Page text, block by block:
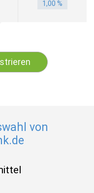
1,00 %
von